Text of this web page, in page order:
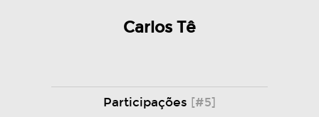
Carlos Tê
Participações [#5]